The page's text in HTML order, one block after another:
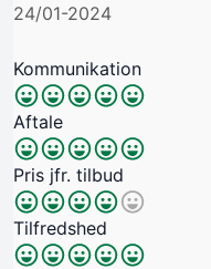
24/01-2024
Kommunikation
Aftale
Pris jfr. tilbud
Tilfredshed